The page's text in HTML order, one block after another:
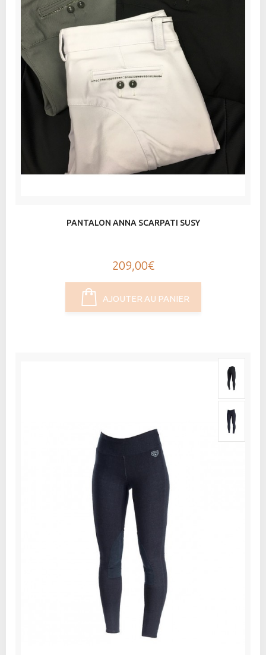
PANTALON ANNA SCARPATI SUSY
209,00€
AJOUTER AU PANIER